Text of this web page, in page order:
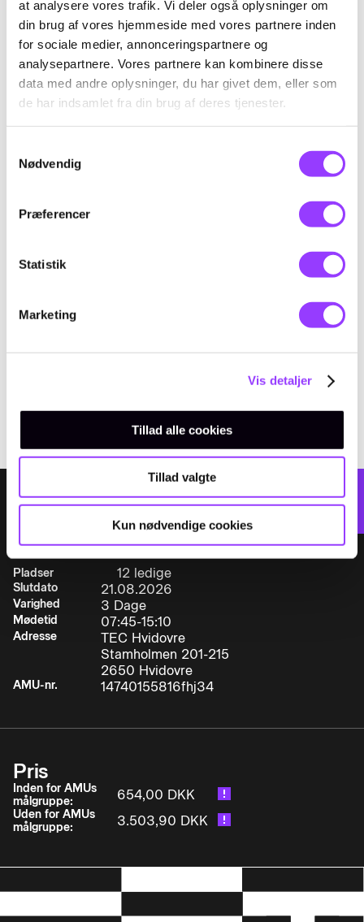
at analysere vores trafik. Vi deler også oplysninger om
din brug af vores hjemmeside med vores partnere inden
for sociale medier, annonceringspartnere og
analysepartnere. Vores partnere kan kombinere disse
data med andre oplysninger, du har givet dem, eller som
de har indsamlet fra din brug af deres tjenester.
Nødvendig
Præferencer
Statistik
Marketing
Vis detaljer
Tillad alle cookies
Tillad valgte
Kun nødvendige cookies
Arbejdsulykker og adfærd i
nødsituationer
Skolefagkode
45083
Efter gennemført uddannelse har deltageren
opnået viden om:
• Ulykkesstatistik
• Kendskab til menneskelige, materielle og
økonomiske følger af ulykker
• Kendskab til forebyggelse af arbejdsulykker,
herunder værnemidlerDeltageren kan på
baggrund af denne viden:
• Forebygge ulykker i virksomheden, i eller ved
køretøjet, samt ved brug af hjælpeudstyr
• Udvise korrekt sikkerhedsmæssig adfærd i
henhold til gældende sikkerheds
• og arbejdsmiljøbestemmelser
• Give førstehjælp og kan hjælpe ved almindelige
forekommende ulykker, brand og ved pludselige
sygdomme.
KONTAKT
Kursus-
administration
VÆLG DATO: Tilmeld
Pladser 12 ledige
Slutdato 21.08.2026
Varighed 3 Dage
Mødetid 07:45-15:10
Adresse
TEC Hvidovre
Stamholmen 201-215
2650 Hvidovre
AMU-nr. 14740155816fhj34
Pris
Inden for AMUs
målgruppe:
654,00 DKK
Uden for AMUs
målgruppe:
3.503,90 DKK